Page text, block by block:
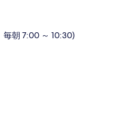
毎朝 7:00 ～ 10:30)